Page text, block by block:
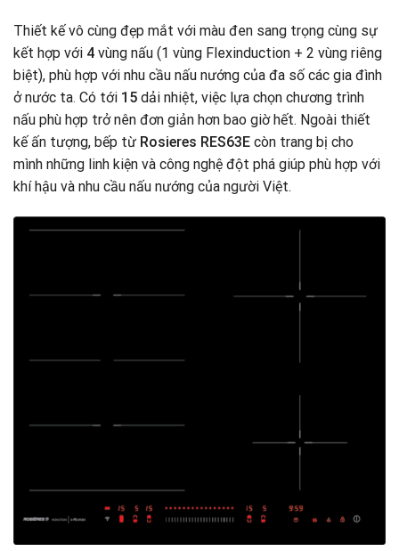
Thiết kế vô cùng đẹp mắt với màu đen sang trọng cùng sự
kết hợp với 4 vùng nấu (1 vùng Flexinduction + 2 vùng riêng
biệt), phù hợp với nhu cầu nấu nướng của đa số các gia đình
ở nước ta. Có tới 15 dải nhiệt, việc lựa chọn chương trình
nấu phù hợp trở nên đơn giản hơn bao giờ hết. Ngoài thiết
kế ấn tượng, bếp từ Rosieres RES63E còn trang bị cho
mình những linh kiện và công nghệ đột phá giúp phù hợp với
khí hậu và nhu cầu nấu nướng của người Việt.